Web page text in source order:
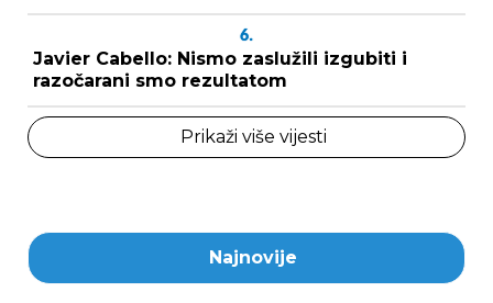
6.
Javier Cabello: Nismo zaslužili izgubiti i
razočarani smo rezultatom
Prikaži više vijesti
Najnovije